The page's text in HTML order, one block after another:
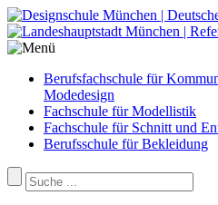
Berufsfachschule für
Modedesign
Fachschule für Modellistik
Fachschule für Schnitt und
Berufsschule für Bekleidung